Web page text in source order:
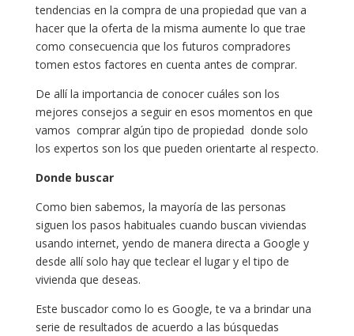
tendencias en la compra de una propiedad que van a
hacer que la oferta de la misma aumente lo que trae
como consecuencia que los futuros compradores
tomen estos factores en cuenta antes de comprar.
De allí la importancia de conocer cuáles son los
mejores consejos a seguir en esos momentos en que
vamos comprar algún tipo de propiedad donde solo
los expertos son los que pueden orientarte al respecto.
Donde buscar
Como bien sabemos, la mayoría de las personas
siguen los pasos habituales cuando buscan viviendas
usando internet, yendo de manera directa a Google y
desde allí solo hay que teclear el lugar y el tipo de
vivienda que deseas.
Este buscador como lo es Google, te va a brindar una
serie de resultados de acuerdo a las búsquedas